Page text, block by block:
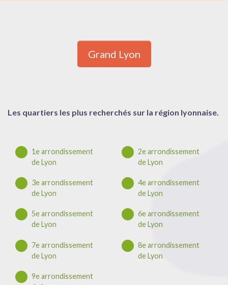
Grand Lyon
Les quartiers les plus recherchés sur la région lyonnaise.
1e arrondissement
de Lyon
2e arrondissement
de Lyon
3e arrondissement
de Lyon
4e arrondissement
de Lyon
5e arrondissement
de Lyon
6e arrondissement
de Lyon
7e arrondissement
de Lyon
8e arrondissement
de Lyon
9e arrondissement